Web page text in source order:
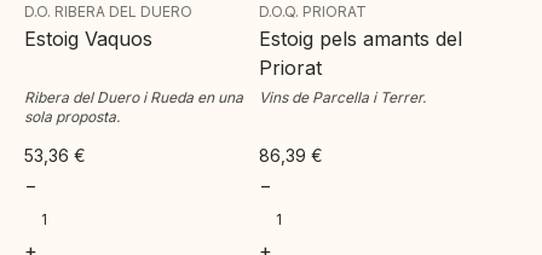
D.O. RIBERA DEL DUERO
Estoig Vaquos
Ribera del Duero i Rueda en una
sola proposta.
53,36 €
−
+
D.O.Q. PRIORAT
Estoig pels amants del
Priorat
Vins de Parcella i Terrer.
86,39 €
−
+